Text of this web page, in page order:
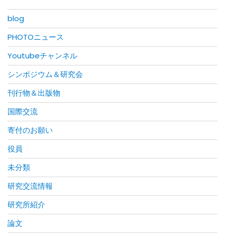
blog
PHOTOニュース
Youtubeチャンネル
シンポジウム＆研究会
刊行物＆出版物
国際交流
寄付のお願い
役員
未分類
研究交流情報
研究所紹介
論文